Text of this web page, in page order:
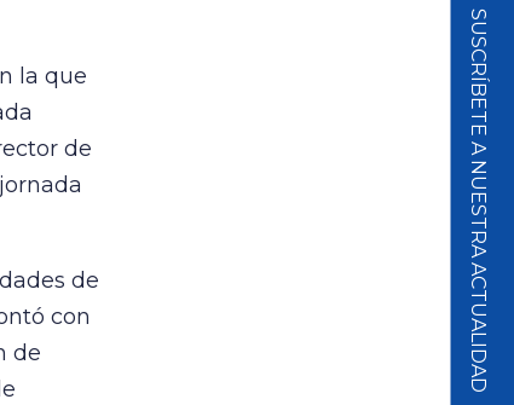
la que
de
de
con
de
SUSCRÍBETE A NUESTRA ACTUALIDAD